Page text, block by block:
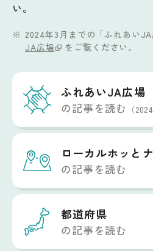
い。
2024年3月までの「ふれあいJA
JA広場
をご覧ください。
ふれあいJA広場
の記事を読む （
ローカルホッと
の記事を読む
都道府県
の記事を読む